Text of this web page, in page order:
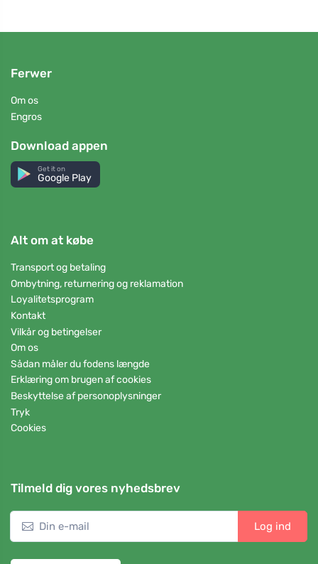
Ferwer
Om os
Engros
Download appen
Get it on
Google Play
Alt om at købe
Transport og betaling
Ombytning, returnering og reklamation
Loyalitetsprogram
Kontakt
Vilkår og betingelser
Om os
Sådan måler du fodens længde
Erklæring om brugen af cookies
Beskyttelse af personoplysninger
Tryk
Cookies
Tilmeld dig vores nyhedsbrev
Log ind